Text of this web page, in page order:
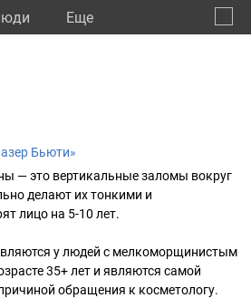
Eще
Бьюти»
— это вертикальные заломы вокруг
делают их тонкими и
лицо на 5-10 лет.
у людей с мелкоморщинистым
35+ лет и являются самой
обращения к косметологу.